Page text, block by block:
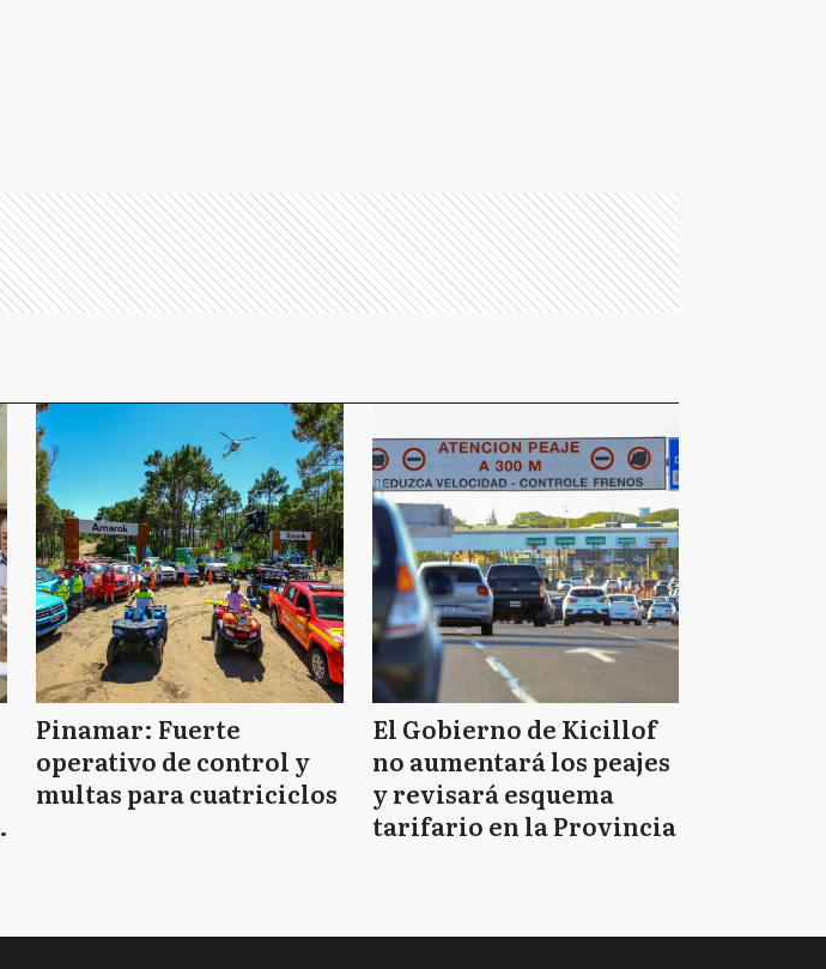
Pinamar: Fuerte
operativo de control y
multas para cuatriciclos
El Gobierno de Kicillof
no aumentará los peajes
y revisará esquema
tarifario en la Provincia